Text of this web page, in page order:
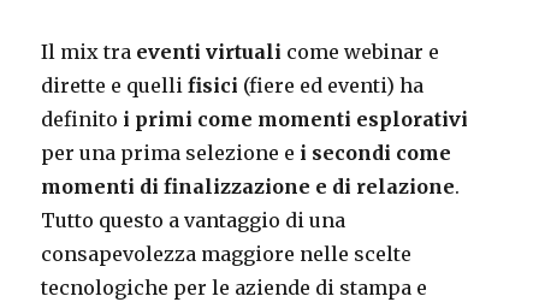
Il mix tra eventi virtuali come webinar e
dirette e quellifisici (fiere ed eventi) ha
definito i primi come momenti esplorativi
per una prima selezione e i secondi come
momenti di finalizzazione e di relazione.
Tutto questo a vantaggio di una
consapevolezza maggiore nelle scelte
tecnologiche per le aziende di stampa e